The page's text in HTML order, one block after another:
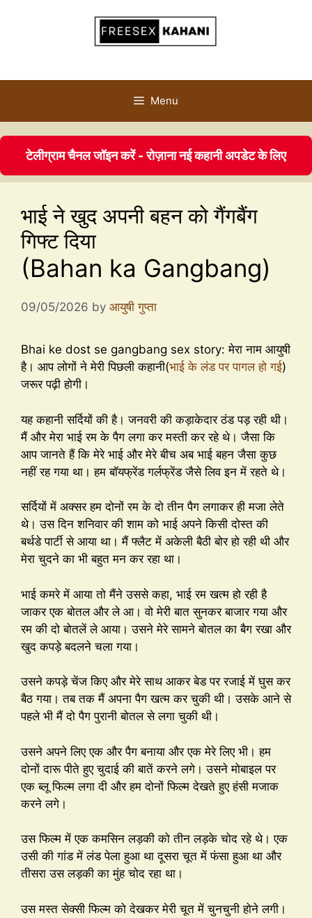
Menu
टेलीग्राम चैनल जॉइन करें - रोज़ाना नई कहानी अपडेट के लिए
भाई ने खुद अपनी बहन को गैंगबैंग
गिफ्ट दिया
(Bahan ka Gangbang)
09/05/2026 by आयुषी गुप्ता
Bhai ke dost se gangbang sex story: मेरा नाम आयुषी
है। आप लोगों ने मेरी पिछली कहानी(भाई के लंड पर पागल हो गई)
जरूर पढ़ी होगी।
यह कहानी सर्दियों की है। जनवरी की कड़ाकेदार ठंड पड़ रही थी।
मैं और मेरा भाई रम के पैग लगा कर मस्ती कर रहे थे। जैसा कि
आप जानते हैं कि मेरे भाई और मेरे बीच अब भाई बहन जैसा कुछ
नहीं रह गया था। हम बॉयफ्रेंड गर्लफ्रेंड जैसे लिव इन में रहते थे।
सर्दियों में अक्सर हम दोनों रम के दो तीन पैग लगाकर ही मजा लेते
थे। उस दिन शनिवार की शाम को भाई अपने किसी दोस्त की
बर्थडे पार्टी से आया था। मैं फ्लैट में अकेली बैठी बोर हो रही थी और
मेरा चुदने का भी बहुत मन कर रहा था।
भाई कमरे में आया तो मैंने उससे कहा, भाई रम खत्म हो रही है
जाकर एक बोतल और ले आ। वो मेरी बात सुनकर बाजार गया और
रम की दो बोतलें ले आया। उसने मेरे सामने बोतल का बैग रखा और
खुद कपड़े बदलने चला गया।
उसने कपड़े चेंज किए और मेरे साथ आकर बेड पर रजाई में घुस कर
बैठ गया। तब तक मैं अपना पैग खत्म कर चुकी थी। उसके आने से
पहले भी मैं दो पैग पुरानी बोतल से लगा चुकी थी।
उसने अपने लिए एक और पैग बनाया और एक मेरे लिए भी। हम
दोनों दारू पीते हुए चुदाई की बातें करने लगे। उसने मोबाइल पर
एक ब्लू फिल्म लगा दी और हम दोनों फिल्म देखते हुए हंसी मजाक
करने लगे।
उस फिल्म में एक कमसिन लड़की को तीन लड़के चोद रहे थे। एक
उसी की गांड में लंड पेला हुआ था दूसरा चूत में फंसा हुआ था और
तीसरा उस लड़की का मुंह चोद रहा था।
उस मस्त सेक्सी फिल्म को देखकर मेरी चूत में चुनचुनी होने लगी।